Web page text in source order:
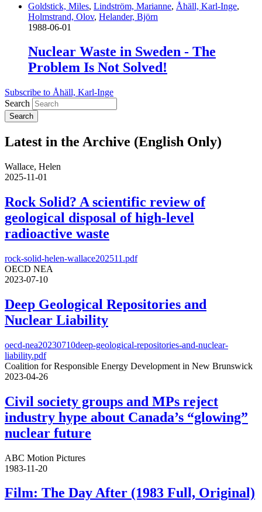
Goldstick, Miles, Lindström, Marianne, Åhäll, Karl-Inge,
Holmstrand, Olov, Helander, Björn
1988-06-01
Nuclear Waste in Sweden - The
Problem Is Not Solved!
Subscribe to Åhäll, Karl-Inge
Search
Latest in the Archive (English Only)
Wallace, Helen
2025-11-01
Rock Solid? A scientific review of
geological disposal of high-level
radioactive waste
rock-solid-helen-wallace202511.pdf
OECD NEA
2023-07-10
Deep Geological Repositories and
Nuclear Liability
oecd-nea20230710deep-geological-repositories-and-nuclear-
liability.pdf
Coalition for Responsible Energy Development in New Brunswick
2023-04-26
Civil society groups and MPs reject
industry hype about Canada’s “glowing”
nuclear future
ABC Motion Pictures
1983-11-20
Film: The Day After (1983 Full, Original)